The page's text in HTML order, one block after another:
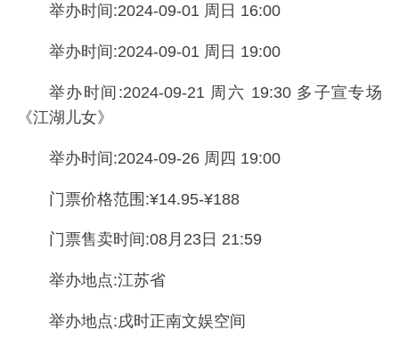
举办时间:2024-09-01 周日 16:00
举办时间:2024-09-01 周日 19:00
举办时间:2024-09-21 周六 19:30 多子宣专场
《江湖儿女》
举办时间:2024-09-26 周四 19:00
门票价格范围:¥14.95-¥188
门票售卖时间:08月23日 21:59
举办地点:江苏省
举办地点:戌时正南文娱空间